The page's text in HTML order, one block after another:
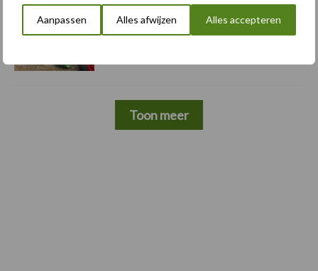
Aanpassen Alles afwijzen Alles accepteren
5 aug
Nieuwe compacte gedragen
Toon meer